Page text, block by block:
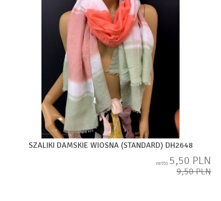
SZALIKI DAMSKIE WIOSNA (STANDARD) DH2648
netto 5,50 PLN
9,50 PLN